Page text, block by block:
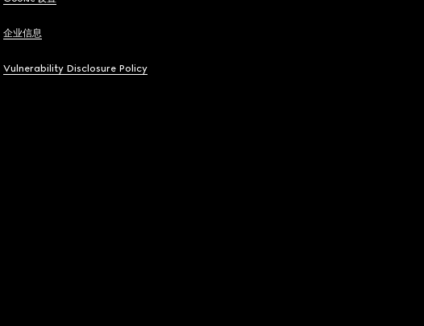
企业信息
Vulnerability Disclosure Policy